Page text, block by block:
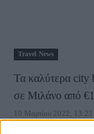
Travel News
Τα καλύτερα city
σε Μιλάνο από
10 Μαρτίου 2022, 13:23